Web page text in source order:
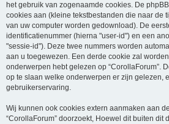
het gebruik van zogenaamde cookies. De
cookies aan (kleine tekstbestanden die naar de
van uw computer worden gedownload). De
identificatienummer (hierna "user-id") en een
"sessie-id"). Deze twee nummers worden
aan u toegewezen. Een derde cookie zal
onderwerpen hebt gelezen op “CorollaForum”.
op te slaan welke onderwerpen er zijn gelezen,
gebruikerservaring.
Wij kunnen ook cookies extern aanmaken aan
“CorollaForum” doorzoekt, Hoewel dit buiten dit